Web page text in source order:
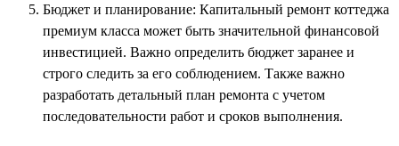
Бюджет и планирование: Капитальный ремонт коттеджа
премиум класса может быть значительной финансовой
инвестицией. Важно определить бюджет заранее и
строго следить за его соблюдением. Также важно
разработать детальный план ремонта с учетом
последовательности работ и сроков выполнения.